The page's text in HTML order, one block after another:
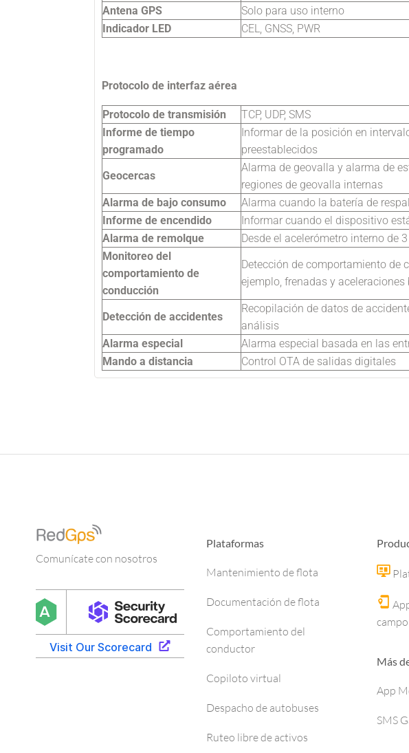
Antena GPS
Solo para uso interno
Indicador LED
CEL, GNSS, PWR
Protocolo de interfaz aérea
Protocolo de transmisión
TCP, UDP, SMS
Informe de tiempo
programado
Informar de la posición en
preestablecidos
Geocercas
Alarma de geovalla y alarma de
regiones de geovalla internas
Alarma de bajo consumo
Alarma cuando la batería de
Informe de encendido
Informar cuando el dispositivo
Alarma de remolque
Desde el acelerómetro interno de
Monitoreo del
comportamiento de
conducción
Detección de comportamiento de
ejemplo, frenadas y aceleraciones
Detección de accidentes
Recopilación de datos de
análisis
Alarma especial
Alarma especial basada en las
Mando a distancia
Control OTA de salidas digitales
Comunícate con nosotros
Plataformas
Mantenimiento de flota
Documentación de flota
Comportamiento del
conductor
Copiloto virtual
Despacho de autobuses
Ruteo libre de activos
campo
Más
App
SMS